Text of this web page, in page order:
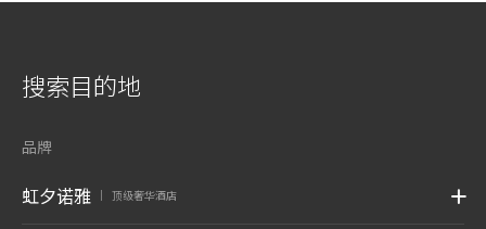
搜索目的地
品牌
虹夕诺雅 顶级奢华酒店